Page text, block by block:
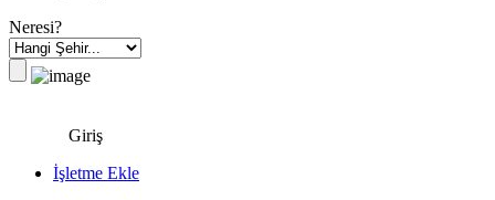
Neresi?
Giriş
İşletme Ekle